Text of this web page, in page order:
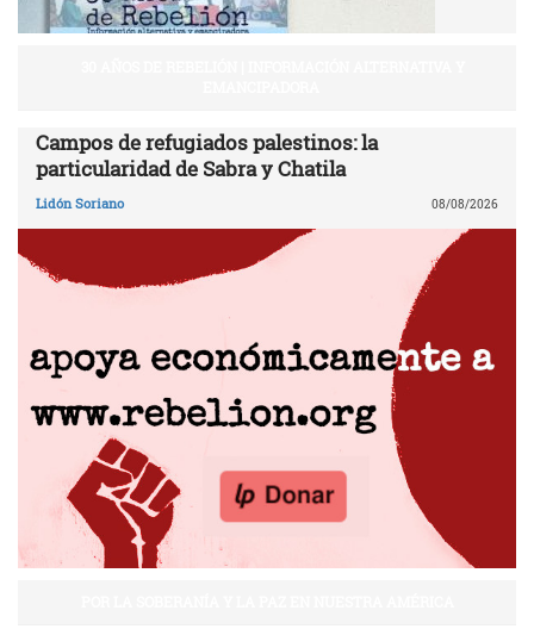
Campos de refugiados palestinos: la
particularidad de Sabra y Chatila
Lidón Soriano 08/08/2026